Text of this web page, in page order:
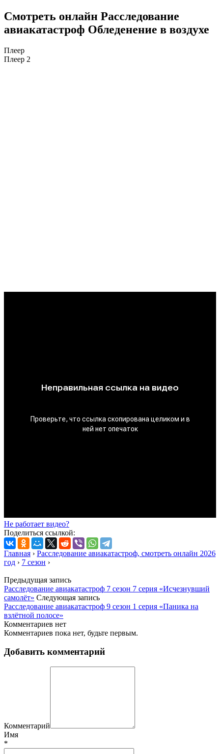
Смотреть онлайн Расследование
авиакатастроф Обледенение в воздухе
Плеер
Плеер 2
Не работает видео?
Поделиться ссылкой:
Главная › Расследование авиакатастроф, смотреть онлайн 2026
год › 7 сезон ›
Предыдущая запись
Расследование авиакатастроф 7 сезон 7 серия «Исчезнувший
самолёт» Следующая запись
Расследование авиакатастроф 9 сезон 1 серия «Паника на
взлётной полосе»
Комментариев нет
Комментариев пока нет, будьте первым.
Добавить комментарий
Комментарий
Имя
*